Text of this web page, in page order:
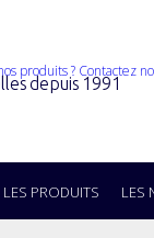
depuis 1991
LES PRODUITS LES